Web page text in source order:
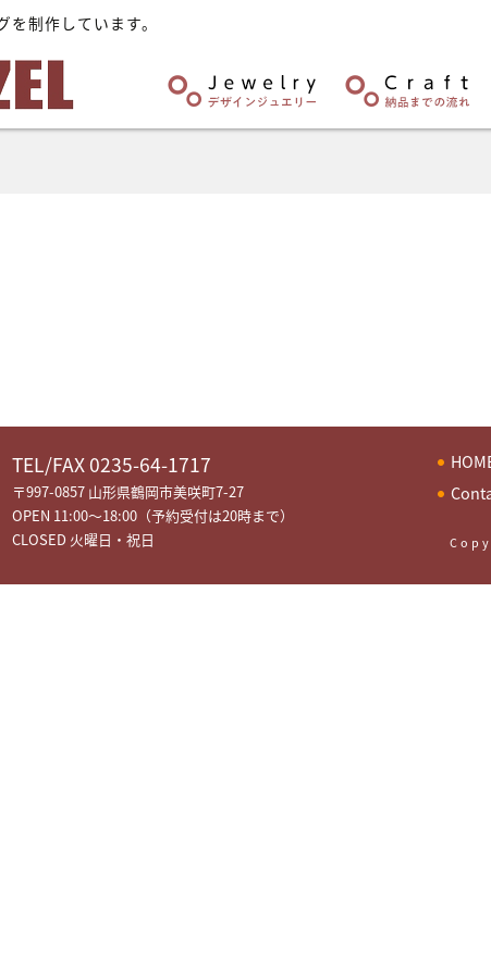
制作しています。
TEL/FAX 0235-64-1717
〒997-0857 山形県鶴岡市美咲町7-27
OPEN 11:00～18:00（予約受付は20時まで）
CLOSED 火曜日・祝日